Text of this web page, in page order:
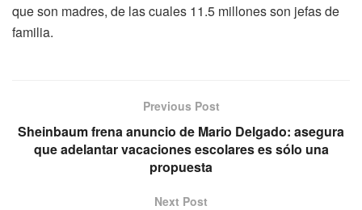
que son madres, de las cuales 11.5 millones son jefas de
familia.
Previous Post
Sheinbaum frena anuncio de Mario Delgado: asegura
que adelantar vacaciones escolares es sólo una
propuesta
Next Post